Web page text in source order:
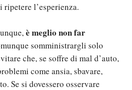
l’esperienza.
è meglio non far
somministrargli solo
che, se soffre di mal d’auto,
come ansia, sbavare,
Se si dovessero osservare